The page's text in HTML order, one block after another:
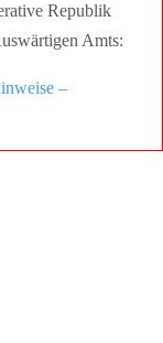
Republik
Amts:
–